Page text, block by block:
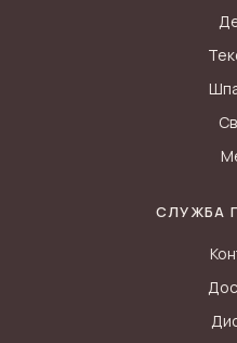
СЛУЖБА